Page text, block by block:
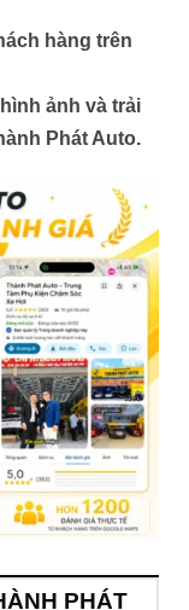
hàng trên
ảnh và trải
Phát Auto.
PHÁT